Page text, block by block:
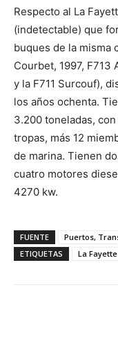
Respecto al La
(indetectable) que
buques de la misma
Courbet, 1997, F713
y la F711 Surcouf),
los años ochenta.
3.200 toneladas,
tropas, más 12
de marina. Tienen
cuatro motores
4270 kw.
FUENTE
Puertos,
ETIQUETAS
La